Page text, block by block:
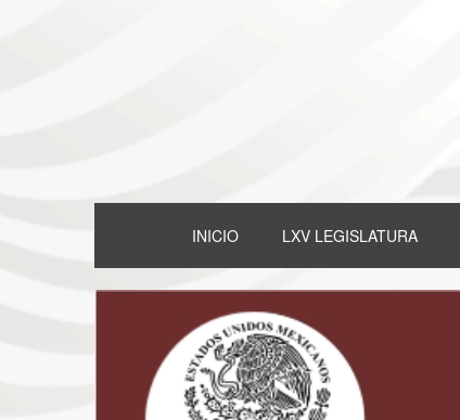
INICIO LXV LEGISLATURA